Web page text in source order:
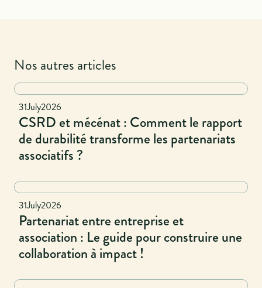
Nos autres articles
National
31July2026
CSRD et mécénat : Comment le rapport
de durabilité transforme les partenariats
associatifs ?
Naional
31July2026
Partenariat entre entreprise et
association : Le guide pour construire une
collaboration à impact !